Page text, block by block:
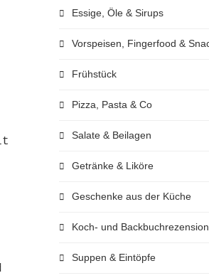
Essige, Öle & Sirups
Vorspeisen, Fingerfood &
Frühstück
Pizza, Pasta & Co
Salate & Beilagen
Getränke & Liköre
Geschenke aus der Küche
Koch- und
Suppen & Eintöpfe